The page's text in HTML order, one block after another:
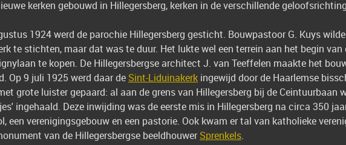
kerken gebouwd in Hillegersberg, kerken in de verschillende
1924 werd de parochie Hillegersberg gesticht. Bouwpastoor G. Kuys
te stichten, maar dat was te duur. Het lukte wel een terrein aan het begin van
te kopen. De Hillegersbergse architect J. van Teeffelen maakte het
Op 9 juli 1925 werd daar de Sint-Liduinakerk ingewijd door de Haarlemse
grote luister gepaard: al aan de grens van Hillegersberg bij de Ceintuurbaan
ingehaald. Deze inwijding was de eerste mis in Hillegersberg na circa 350
een verenigingsgebouw en een pastorie. Ook kwam er tal van katholieke
van de Hillegersbergse beeldhouwerSprenkels.